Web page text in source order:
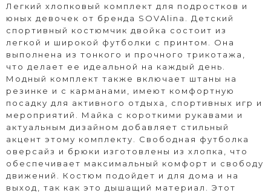
Легкий хлопковый комплект для подростков и
юных девочек от бренда SOVAlina. Детский
спортивный костюмчик двойка состоит из
легкой и широкой футболки с принтом. Она
выполнена из тонкого и прочного трикотажа,
что делает ее идеальной на каждый день.
Модный комплект также включает штаны на
резинке и с карманами, имеют комфортную
посадку для активного отдыха, спортивных игр и
мероприятий. Майка с короткими рукавами и
актуальным дизайном добавляет стильный
акцент этому комплекту. Свободная футболка
оверсайз и брюки изготовлены из хлопка, что
обеспечивает максимальный комфорт и свободу
движений. Костюм подойдет и для дома и на
выход, так как это дышащий материал. Этот